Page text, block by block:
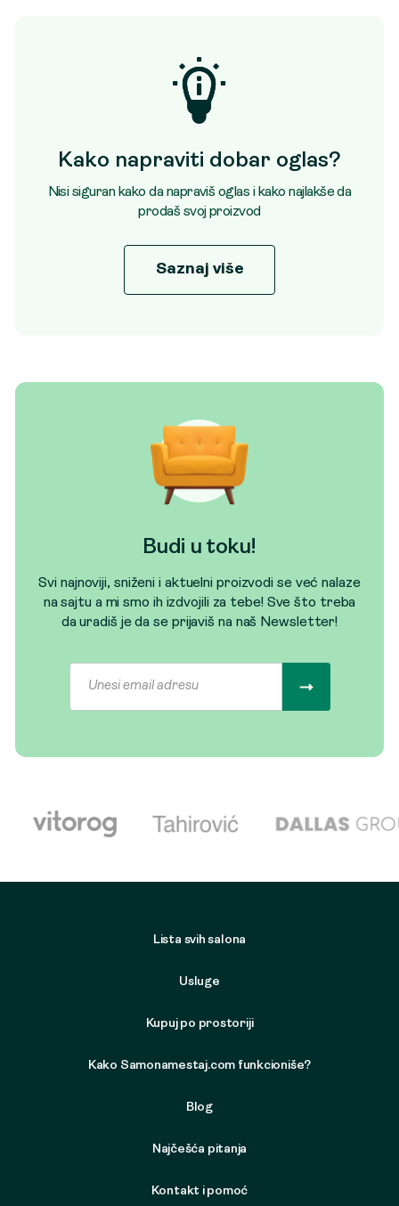
Kako napraviti dobar oglas?
Nisi siguran kako da napraviš oglas i kako najlakše da
prodaš svoj proizvod
Saznaj više
Budi u toku!
Svi najnoviji, sniženi i aktuelni proizvodi se već nalaze
na sajtu a mi smo ih izdvojili za tebe! Sve što treba
da uradiš je da se prijaviš na naš Newsletter!
Lista svih salona
Usluge
Kupuj po prostoriji
Kako Samonamestaj.com funkcioniše?
Blog
Najčešća pitanja
Kontakt i pomoć